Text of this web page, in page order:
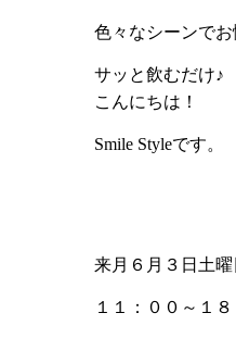
色々なシーンでお
サッと飲むだけ♪
こんにちは！
Smile Styleです。
来月６月３日土
１１：００～１８